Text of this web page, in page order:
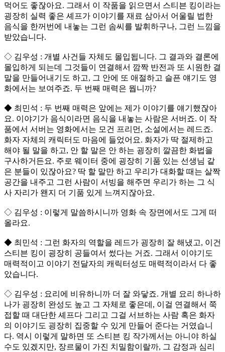
먹어도 좋잖아요. 그래서 이 작품을 읽으면서 스티븐 킹이라는
굉장히 실력 좋은 셰프가 이야기를 재료 삼아서 어울릴 법한
음식을 한꺼번에 내놓는 그런 솜씨를 발휘하구나, 그런 느낌을
받았습니다.
◇ 김우성 : 개별 사건들 자체도 몰입됩니다. 그 결과와 결론에
몰입하게 되는데 그것들이 연결해서 깜짝 반전과 또 시원한 결
말을 만들어내기도 하고, 그 안에 또 애절하고 슬픈 얘기도 영
화에서는 보여주죠. 두 번째 매력은 뭡니까?
◆ 최민석 : 두 번째 매력은 앞에는 제가 이야기를 얘기했잖아
요. 이야기가 음식이라면 음식을 내놓는 사람은 서버죠. 이 작
품에서 서버는 영화에서는 모건 프리먼, 소설에서는 레드죠.
화자 자체의 캐릭터도 마음에 들었어요. 화자가 딱 절제하고
해야 될 말을 하고, 안 할 말은 안 하는 굉장히 깔끔한 화법을
구사하거든요. 주로 웨이터 중에 굉장히 기품 있는 선생님 같
은 분들이 있잖아요? 딱 할 말만 하고 우리가 대화할 때는 살짝
공간을 내주고 그런 사람이 서빙을 해주면 우리가 하는 그 식
사 자리가 왠지 더 기품 있게 느껴지잖아요.
◇ 김우성 : 이렇게 말씀하시니까 영화 속 장면에서도 그게 떠
올라요.
◆ 최민석 : 그런 화자의 역할을 레드가 굉장히 잘 해냈고, 이건
스티븐 킹이 굉장히 공들여서 썼다는 거죠. 그래서 이야기도
매력적이고 이야기 전달자의 캐릭터성도 매력적이라서 다 좋
았습니다.
◇ 김우성 : 요리에 비유하니까 더 잘 와닿죠. 개별 요리 하나하
나가 굉장히 완성도 높고 그 자체로 좋은데, 이걸 연결해서 쭉
접할 때 대단한 셰프다 그리고 그걸 서브하는 사람 혹은 화자
의 이야기도 굉장히 집중할 수 있게 만들어 준다는 거였습니
다. 역시 이렇게 말하면 또 스티븐 킹 작가께서는 아니야 하실
수도 있겠지만, 장르물이 가진 치밀함이랄까, 그 감정과 심리